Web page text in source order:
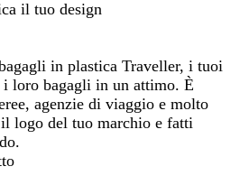
il tuo design
in plastica Traveller, i tuoi
loro bagagli in un attimo. È
agenzie di viaggio e molto
logo del tuo marchio e fatti